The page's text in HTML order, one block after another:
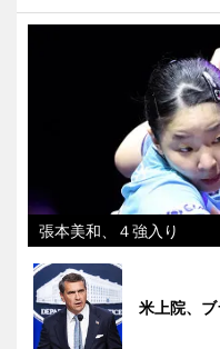
張本美和、４強入り
米上院、